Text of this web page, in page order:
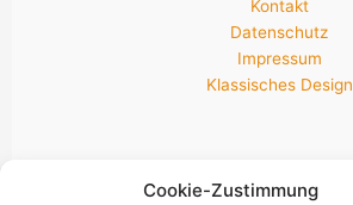
Cookie-Zustimmung
Kontakt
Datenschutz
Impressum
Klassisches Design